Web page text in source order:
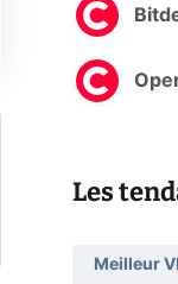
Les
Meilleur